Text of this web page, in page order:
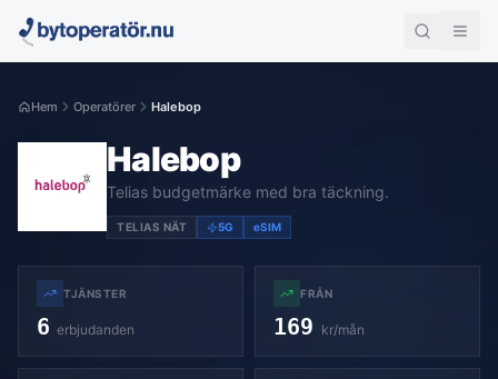
Hem Operatörer Halebop
Halebop
Telias budgetmärke med bra täckning.
TELIAS NÄT 5G eSIM
TJÄNSTER
6 erbjudanden
FRÅN
169 kr/mån